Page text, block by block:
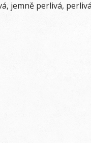
jemně perlivá,